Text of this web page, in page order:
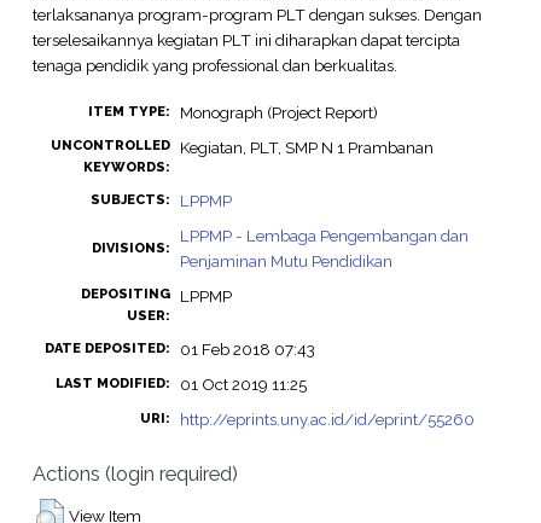
terlaksananya program-program PLT dengan sukses. Dengan
terselesaikannya kegiatan PLT ini diharapkan dapat tercipta
tenaga pendidik yang professional dan berkualitas.
ITEM TYPE: Monograph (Project Report)
UNCONTROLLED
KEYWORDS:
Kegiatan, PLT, SMP N 1 Prambanan
SUBJECTS: LPPMP
DIVISIONS:
LPPMP - Lembaga Pengembangan dan
Penjaminan Mutu Pendidikan
DEPOSITING
USER:
LPPMP
DATE DEPOSITED: 01 Feb 2018 07:43
LAST MODIFIED: 01 Oct 2019 11:25
URI: http://eprints.uny.ac.id/id/eprint/55260
Actions (login required)
View Item